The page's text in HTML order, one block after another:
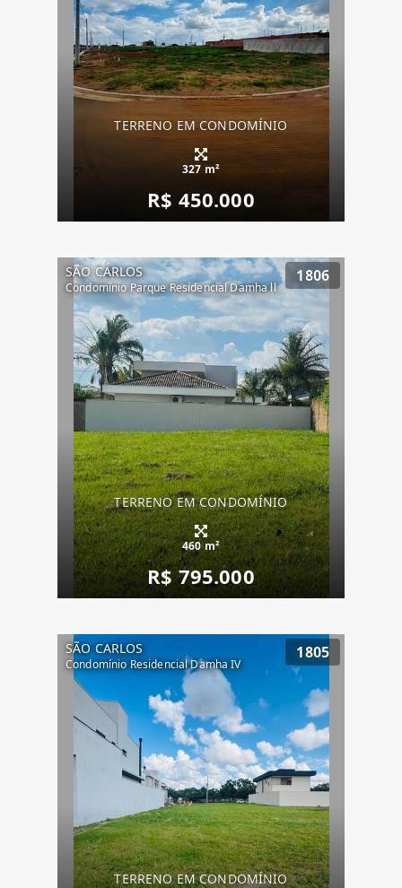
TERRENO EM CONDOMÍNIO
327 m²
R$ 450.000
SÃO CARLOS
Condomínio Parque Residencial Damha ll
1806
TERRENO EM CONDOMÍNIO
460 m²
R$ 795.000
SÃO CARLOS
Condomínio Residencial Damha IV
1805
TERRENO EM CONDOMÍNIO